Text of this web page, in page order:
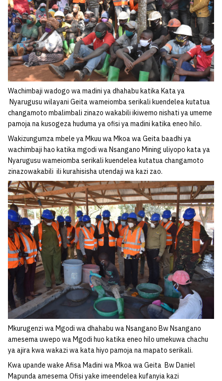
Wachimbaji wadogo wa madini ya dhahabu katika Kata ya
Nyarugusu wilayani Geita wameiomba serikali kuendelea kutatua
changamoto mbalimbali zinazo wakabili ikiwemo nishati ya umeme
pamoja na kusogeza huduma ya ofisi ya madini katika eneo hilo.
Wakizungumza mbele ya Mkuu wa Mkoa wa Geita baadhi ya
wachimbaji hao katika mgodi wa Nsangano Mining uliyopo kata ya
Nyarugusu wameiomba serikali kuendelea kutatua changamoto
zinazowakabili ili kurahisisha utendaji wa kazi zao.
Mkurugenzi wa Mgodi wa dhahabu wa Nsangano Bw Nsangano
amesema uwepo wa Mgodi huo katika eneo hilo umekuwa chachu
ya ajira kwa wakazi wa kata hiyo pamoja na mapato serikali.
Kwa upande wake Afisa Madini wa Mkoa wa Geita Bw Daniel
Mapunda amesema Ofisi yake imeendelea kufanyia kazi